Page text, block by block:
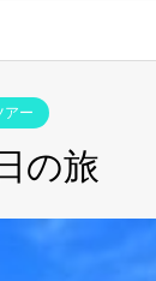
アー
の旅